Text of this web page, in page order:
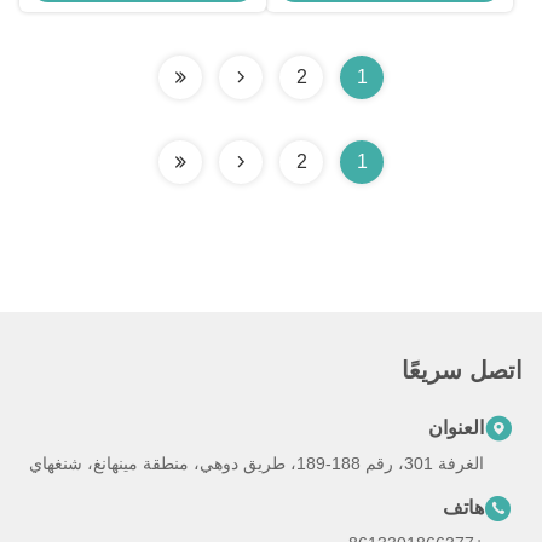
1
2
1
2
اتصل سريعًا
العنوان
الغرفة 301، رقم 188-189، طريق دوهي، منطقة مينهانغ، شنغهاي
هاتف